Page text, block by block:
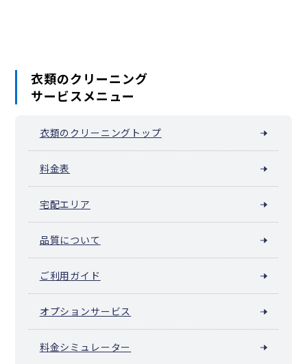
衣類のクリーニング
サービスメニュー
衣類のクリーニングトップ
料金表
宅配エリア
品質について
ご利用ガイド
オプションサービス
料金シミュレーター